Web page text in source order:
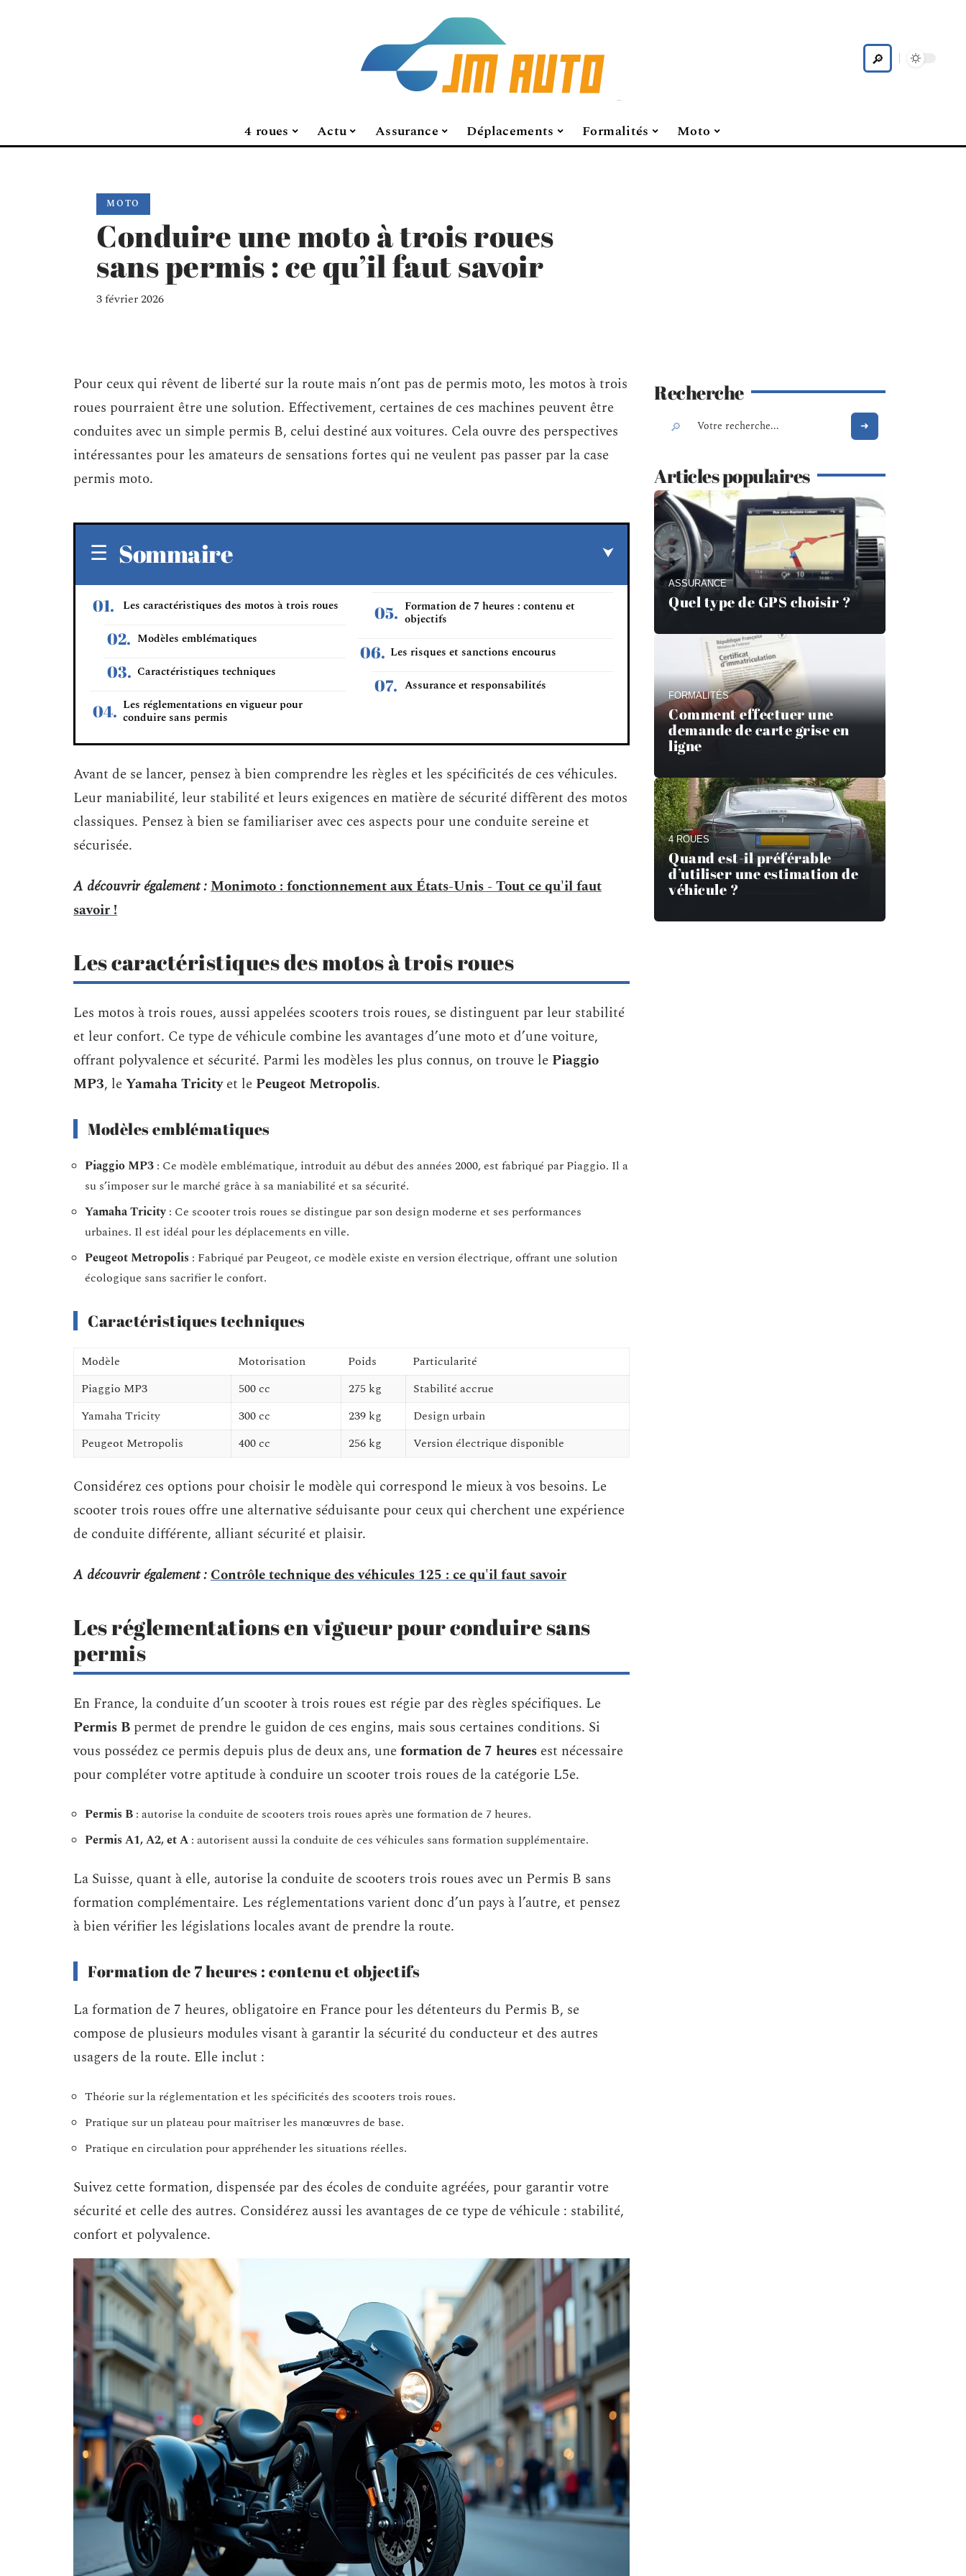
4 roues Actu Assurance Déplacements Formalités Moto
MOTO
Conduire une moto à trois roues
sans permis : ce qu’il faut savoir
3 février 2026
Pour ceux qui rêvent de liberté sur la route mais n’ont pas de permis moto, les motos à trois
roues pourraient être une solution. Effectivement, certaines de ces machines peuvent être
conduites avec un simple permis B, celui destiné aux voitures. Cela ouvre des perspectives
intéressantes pour les amateurs de sensations fortes qui ne veulent pas passer par la case
permis moto.
Sommaire
Les caractéristiques des motos à trois roues
Modèles emblématiques
Caractéristiques techniques
Les réglementations en vigueur pour
conduire sans permis
Formation de 7 heures : contenu et
objectifs
Les risques et sanctions encourus
Assurance et responsabilités
Avant de se lancer, pensez à bien comprendre les règles et les spécificités de ces véhicules.
Leur maniabilité, leur stabilité et leurs exigences en matière de sécurité diffèrent des motos
classiques. Pensez à bien se familiariser avec ces aspects pour une conduite sereine et
sécurisée.
A découvrir également :Monimoto : fonctionnement aux États-Unis - Tout ce qu'il faut
savoir !
Les caractéristiques des motos à trois roues
Les motos à trois roues, aussi appelées scooters trois roues, se distinguent par leur stabilité
et leur confort. Ce type de véhicule combine les avantages d’une moto et d’une voiture,
offrant polyvalence et sécurité. Parmi les modèles les plus connus, on trouve le Piaggio
MP3, leYamaha Tricityet le Peugeot Metropolis.
Modèles emblématiques
Piaggio MP3 : Ce modèle emblématique, introduit au début des années 2000, est fabriqué par Piaggio. Il a
su s’imposer sur le marché grâce à sa maniabilité et sa sécurité.
Yamaha Tricity : Ce scooter trois roues se distingue par son design moderne et ses performances
urbaines. Il est idéal pour les déplacements en ville.
Peugeot Metropolis : Fabriqué par Peugeot, ce modèle existe en version électrique, offrant une solution
écologique sans sacrifier le confort.
Caractéristiques techniques
Modèle Motorisation Poids
Particularité
Piaggio MP3
500 cc 275 kg
Stabilité accrue
Yamaha Tricity
300 cc 239 kg
Design urbain
Peugeot Metropolis
400 cc 256 kg Version électrique disponible
Considérez ces options pour choisir le modèle qui correspond le mieux à vos besoins. Le
scooter trois roues offre une alternative séduisante pour ceux qui cherchent une expérience
de conduite différente, alliant sécurité et plaisir.
A découvrir également :Contrôle technique des véhicules 125 : ce qu'il faut savoir
Les réglementations en vigueur pour conduire sans
permis
En France, la conduite d’un scooter à trois roues est régie par des règles spécifiques. Le
Permis B permet de prendre le guidon de ces engins, mais sous certaines conditions. Si
vous possédez ce permis depuis plus de deux ans, uneformation de 7 heures est nécessaire
pour compléter votre aptitude à conduire un scooter trois roues de la catégorie L5e.
Permis B : autorise la conduite de scooters trois roues après une formation de 7 heures.
Permis A1, A2, et A : autorisent aussi la conduite de ces véhicules sans formation supplémentaire.
La Suisse, quant à elle, autorise la conduite de scooters trois roues avec un Permis B sans
formation complémentaire. Les réglementations varient donc d’un pays à l’autre, et pensez
à bien vérifier les législations locales avant de prendre la route.
Formation de 7 heures : contenu et objectifs
La formation de 7 heures, obligatoire en France pour les détenteurs du Permis B, se
compose de plusieurs modules visant à garantir la sécurité du conducteur et des autres
usagers de la route. Elle inclut :
Théorie sur la réglementation et les spécificités des scooters trois roues.
Pratique sur un plateau pour maîtriser les manœuvres de base.
Pratique en circulation pour appréhender les situations réelles.
Suivez cette formation, dispensée par des écoles de conduite agréées, pour garantir votre
sécurité et celle des autres. Considérez aussi les avantages de ce type de véhicule : stabilité,
confort et polyvalence.
Recherche
Articles populaires
ASSURANCE
Quel type de GPS choisir ?
FORMALITÉS
Comment effectuer une
demande de carte grise en
ligne
4 ROUES
Quand est-il préférable
d’utiliser une estimation de
véhicule ?